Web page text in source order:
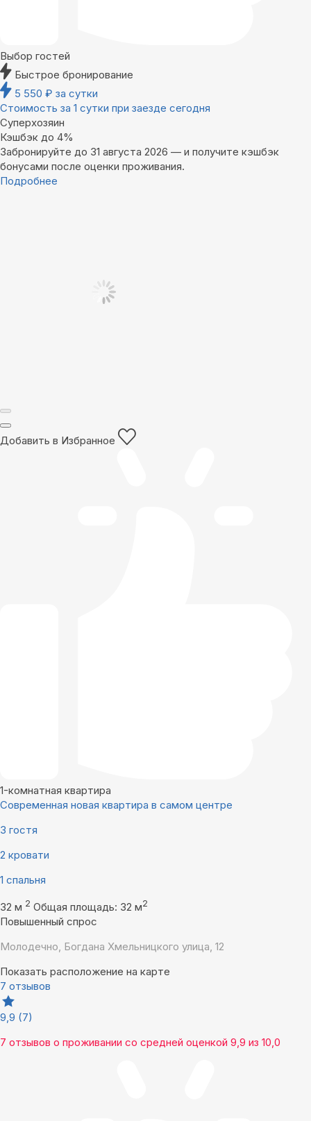
Выбор гостей
Быстрое бронирование
5 550 ₽ за сутки
Стоимость за 1 сутки при заезде сегодня
Суперхозяин
Кэшбэк до 4%
Забронируйте до 31 августа 2026 — и получите кэшбэк
бонусами после оценки проживания.
Подробнее
Добавить в Избранное
1-комнатная квартира
Современная новая квартира в самом центре
3 гостя
2 кровати
1 спальня
32 м 2 Общая площадь: 32 м2
Повышенный спрос
Молодечно, Богдана Хмельницкого улица, 12
Показать расположение на карте
7 отзывов
9,9 (7)
7 отзывов о проживании со средней оценкой 9,9 из 10,0